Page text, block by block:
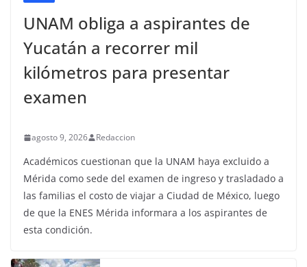
UNAM obliga a aspirantes de
Yucatán a recorrer mil
kilómetros para presentar
examen
agosto 9, 2026 Redaccion
Académicos cuestionan que la UNAM haya excluido a
Mérida como sede del examen de ingreso y trasladado a
las familias el costo de viajar a Ciudad de México, luego
de que la ENES Mérida informara a los aspirantes de
esta condición.